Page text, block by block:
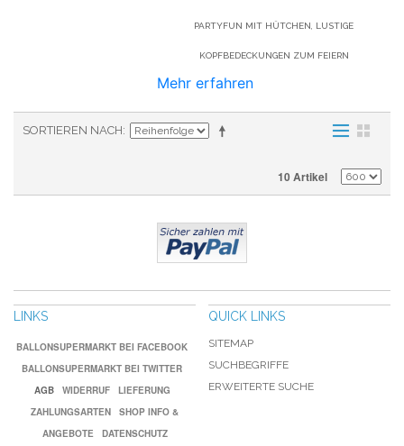
PARTYFUN MIT HÜTCHEN, LUSTIGE
KOPFBEDECKUNGEN ZUM FEIERN
Mehr erfahren
SORTIEREN NACH
10 Artikel
LINKS
BALLONSUPERMARKT BEI FACEBOOK
BALLONSUPERMARKT BEI TWITTER
AGB
WIDERRUF
LIEFERUNG
ZAHLUNGSARTEN
SHOP INFO &
ANGEBOTE
DATENSCHUTZ
QUICK LINKS
SITEMAP
SUCHBEGRIFFE
ERWEITERTE SUCHE